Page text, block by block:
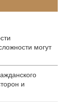
могут
и